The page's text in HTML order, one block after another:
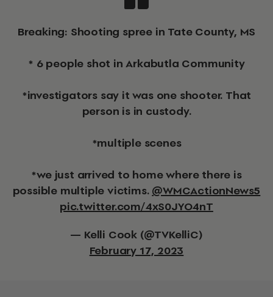
Breaking: Shooting spree in Tate County, MS
* 6 people shot in Arkabutla Community
*investigators say it was one shooter. That
person is in custody.
*multiple scenes
*we just arrived to home where there is
possible multiple victims. @WMCActionNews5
pic.twitter.com/4xS0JYO4nT
— Kelli Cook (@TVKelliC)
February 17, 2023